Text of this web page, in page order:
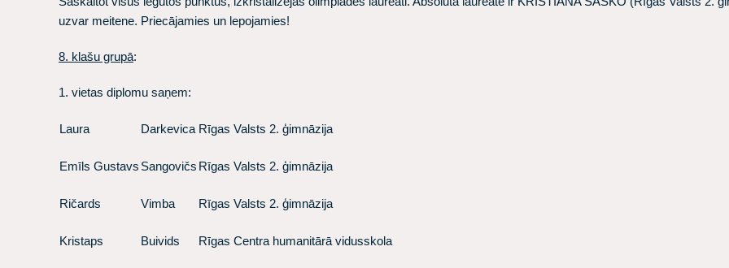
uzvar meitene. Priecājamies un lepojamies!
8. klašu grupā:
1. vietas diplomu saņem:
Laura Darkevica Rīgas Valsts 2. ģimnāzija
Emīls Gustavs Sangovičs Rīgas Valsts 2. ģimnāzija
Ričards Vimba Rīgas Valsts 2. ģimnāzija
Kristaps Buivids Rīgas Centra humanitārā vidusskola